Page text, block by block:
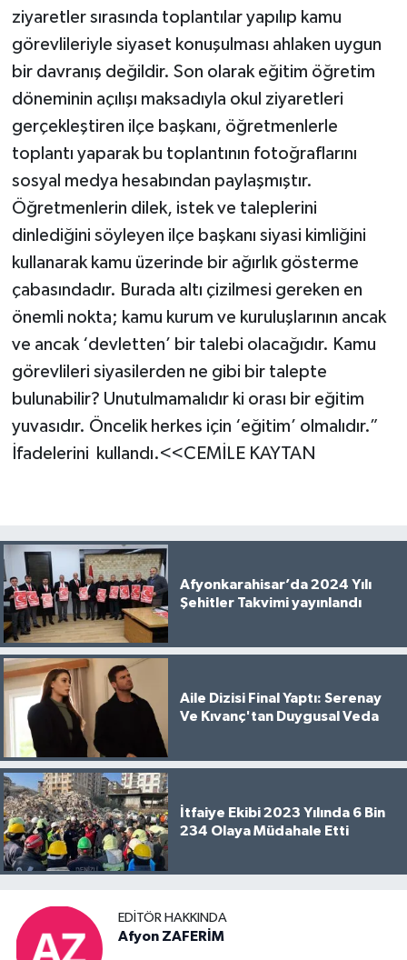
ziyaretler sırasında toplantılar yapılıp kamu
görevlileriyle siyaset konuşulması ahlaken uygun
bir davranış değildir. Son olarak eğitim öğretim
döneminin açılışı maksadıyla okul ziyaretleri
gerçekleştiren ilçe başkanı, öğretmenlerle
toplantı yaparak bu toplantının fotoğraflarını
sosyal medya hesabından paylaşmıştır.
Öğretmenlerin dilek, istek ve taleplerini
dinlediğini söyleyen ilçe başkanı siyasi kimliğini
kullanarak kamu üzerinde bir ağırlık gösterme
çabasındadır. Burada altı çizilmesi gereken en
önemli nokta; kamu kurum ve kuruluşlarının ancak
ve ancak ‘devletten’ bir talebi olacağıdır. Kamu
görevlileri siyasilerden ne gibi bir talepte
bulunabilir? Unutulmamalıdır ki orası bir eğitim
yuvasıdır. Öncelik herkes için ‘eğitim’ olmalıdır.”
İfadelerini kullandı.<<CEMİLE KAYTAN
Afyonkarahisar’da 2024 Yılı
Şehitler Takvimi yayınlandı
Aile Dizisi Final Yaptı: Serenay
Ve Kıvanç'tan Duygusal Veda
İtfaiye Ekibi 2023 Yılında 6 Bin
234 Olaya Müdahale Etti
EDITÖR HAKKINDA
Afyon ZAFERİM